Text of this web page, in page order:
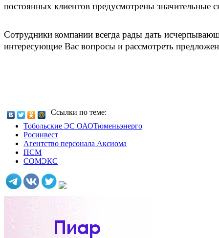
постоянных клиентов предусмотрены значительные
Сотрудники компании всегда рады дать
интересующие Вас вопросы и рассмотреть
Ссылки по теме:
Тобольские ЭС ОАОТюменьэнерго
Росинвест
Агентство персонала Аксиома
ПСМ
СОМЭКС